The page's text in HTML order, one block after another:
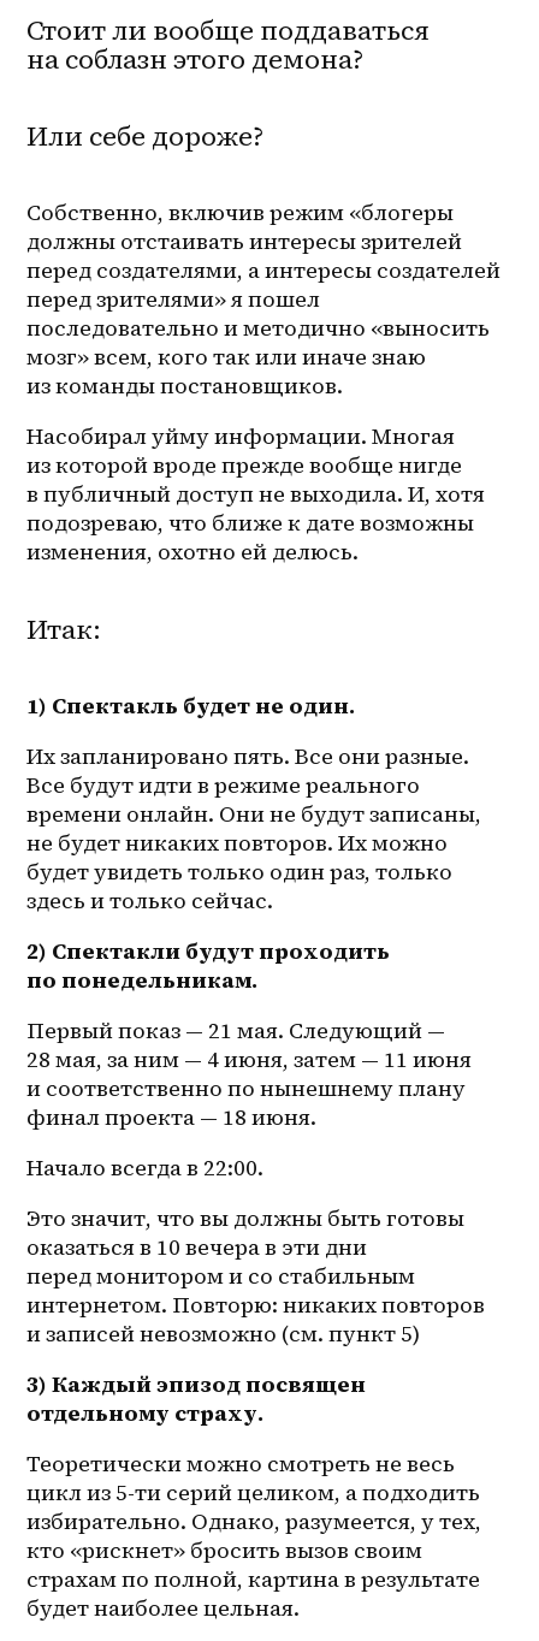
Стоит ли вообще поддаваться
на соблазн этого демона?
Или себе дороже?
Собственно, включив режим «блогеры
должны отстаивать интересы зрителей
перед создателями, а интересы создателей
перед зрителями» я пошел
последовательно и методично «выносить
мозг» всем, кого так или иначе знаю
из команды постановщиков.
Насобирал уйму информации. Многая
из которой вроде прежде вообще нигде
в публичный доступ не выходила. И, хотя
подозреваю, что ближе к дате возможны
изменения, охотно ей делюсь.
Итак:
1) Спектакль будет не один.
Их запланировано пять. Все они разные.
Все будут идти в режиме реального
времени онлайн. Они не будут записаны,
не будет никаких повторов. Их можно
будет увидеть только один раз, только
здесь и только сейчас.
2) Спектакли будут проходить
по понедельникам.
Первый показ — 21 мая. Следующий —
28 мая, за ним — 4 июня, затем — 11 июня
и соответственно по нынешнему плану
финал проекта — 18 июня.
Начало всегда в 22:00.
Это значит, что вы должны быть готовы
оказаться в 10 вечера в эти дни
перед монитором и со стабильным
интернетом. Повторю: никаких повторов
и записей невозможно (см. пункт 5)
3) Каждый эпизод посвящен
отдельному страху.
Теоретически можно смотреть не весь
цикл из 5-ти серий целиком, а подходить
избирательно. Однако, разумеется, у тех,
кто «рискнет» бросить вызов своим
страхам по полной, картина в результате
будет наиболее цельная.